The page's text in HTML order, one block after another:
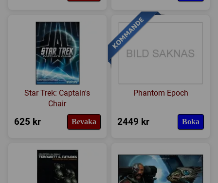
Star Trek: Captain's
Chair
625 kr Bevaka
Phantom Epoch
2449 kr Boka